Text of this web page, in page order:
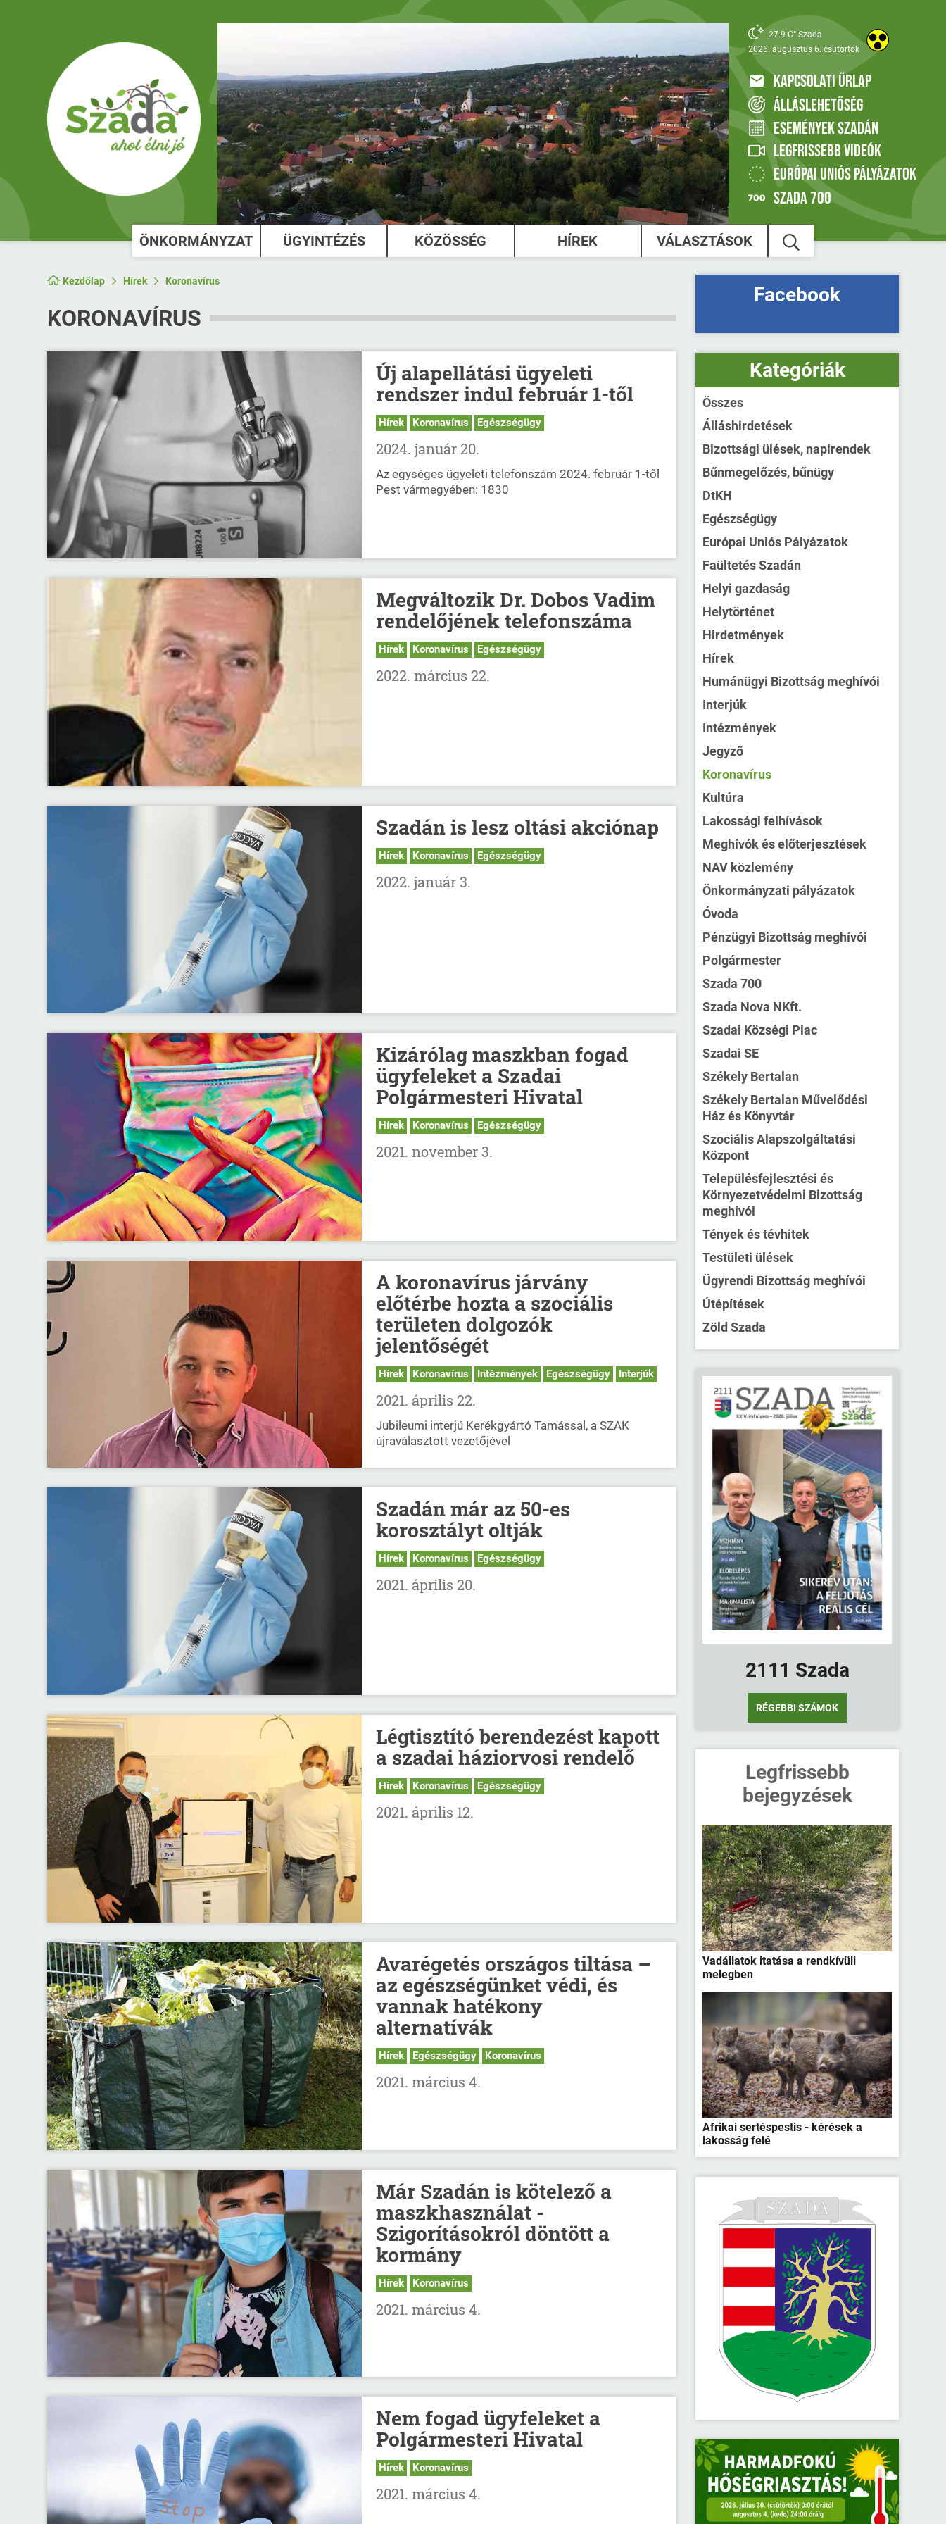
27.9 C° Szada
2026. augusztus 6. csütörtök
KAPCSOLATI ŰRLAP
ÁLLÁSLEHETŐSÉG
ESEMÉNYEK SZADÁN
LEGFRISSEBB VIDEÓK
EURÓPAI UNIÓS PÁLYÁZATOK
SZADA 700
ÖNKORMÁNYZAT ÜGYINTÉZÉS KÖZÖSSÉG HÍREK VÁLASZTÁSOK
Kezdőlap Hírek Koronavírus
KORONAVÍRUS
Új alapellátási ügyeleti
rendszer indul február 1-től
Hírek Koronavírus Egészségügy
2024. január 20.
Az egységes ügyeleti telefonszám 2024. február 1-től
Pest vármegyében: 1830
Megváltozik Dr. Dobos Vadim
rendelőjének telefonszáma
Hírek Koronavírus Egészségügy
2022. március 22.
Szadán is lesz oltási akciónap
Hírek Koronavírus Egészségügy
2022. január 3.
Kizárólag maszkban fogad
ügyfeleket a Szadai
Polgármesteri Hivatal
Hírek Koronavírus Egészségügy
2021. november 3.
A koronavírus járvány
előtérbe hozta a szociális
területen dolgozók
jelentőségét
Hírek Koronavírus Intézmények Egészségügy Interjúk
2021. április 22.
Jubileumi interjú Kerékgyártó Tamással, a SZAK
újraválasztott vezetőjével
Szadán már az 50-es
korosztályt oltják
Hírek Koronavírus Egészségügy
2021. április 20.
Légtisztító berendezést kapott
a szadai háziorvosi rendelő
Hírek Koronavírus Egészségügy
2021. április 12.
Avarégetés országos tiltása –
az egészségünket védi, és
vannak hatékony
alternatívák
Hírek Egészségügy Koronavírus
2021. március 4.
Már Szadán is kötelező a
maszkhasználat -
Szigorításokról döntött a
kormány
Hírek Koronavírus
2021. március 4.
Nem fogad ügyfeleket a
Polgármesteri Hivatal
Hírek Koronavírus
2021. március 4.
Facebook
Kategóriák
Összes
Álláshirdetések
Bizottsági ülések, napirendek
Bűnmegelőzés, bűnügy
DtKH
Egészségügy
Európai Uniós Pályázatok
Faültetés Szadán
Helyi gazdaság
Helytörténet
Hirdetmények
Hírek
Humánügyi Bizottság meghívói
Interjúk
Intézmények
Jegyző
Koronavírus
Kultúra
Lakossági felhívások
Meghívók és előterjesztések
NAV közlemény
Önkormányzati pályázatok
Óvoda
Pénzügyi Bizottság meghívói
Polgármester
Szada 700
Szada Nova NKft.
Szadai Községi Piac
Szadai SE
Székely Bertalan
Székely Bertalan Művelődési
Ház és Könyvtár
Szociális Alapszolgáltatási
Központ
Településfejlesztési és
Környezetvédelmi Bizottság
meghívói
Tények és tévhitek
Testületi ülések
Ügyrendi Bizottság meghívói
Útépítések
Zöld Szada
2111 Szada
RÉGEBBI SZÁMOK
Legfrissebb
bejegyzések
Vadállatok itatása a rendkívüli
melegben
Afrikai sertéspestis - kérések a
lakosság felé